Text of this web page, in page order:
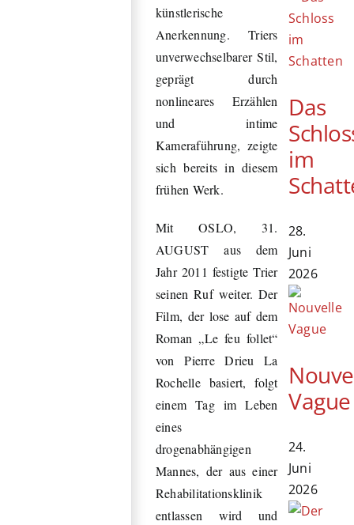
künstlerische
Anerkennung. Triers
unverwechselbarer Stil,
geprägt durch
nonlineares Erzählen
und intime
Kameraführung, zeigte
sich bereits in diesem
frühen Werk.
Mit OSLO, 31.
AUGUST aus dem
Jahr 2011 festigte Trier
seinen Ruf weiter. Der
Film, der lose auf dem
Roman „Le feu follet“
von Pierre Drieu La
Rochelle basiert, folgt
einem Tag im Leben
eines
drogenabhängigen
Mannes, der aus einer
Rehabilitationsklinik
entlassen wird und
Das
im
28.
Juni
2026
Vague
24.
Juni
2026